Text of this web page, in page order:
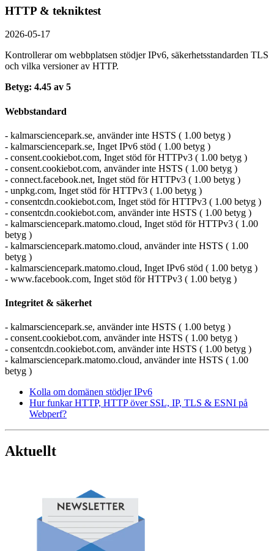
HTTP & tekniktest
2026-05-17
Kontrollerar om webbplatsen stödjer IPv6, säkerhets­standarden TLS
och vilka versioner av HTTP.
Betyg: 4.45 av 5
Webbstandard
- kalmarsciencepark.se, använder inte HSTS ( 1.00 betyg )
- kalmarsciencepark.se, Inget IPv6 stöd ( 1.00 betyg )
- consent.cookiebot.com, Inget stöd för HTTPv3 ( 1.00 betyg )
- consent.cookiebot.com, använder inte HSTS ( 1.00 betyg )
- connect.facebook.net, Inget stöd för HTTPv3 ( 1.00 betyg )
- unpkg.com, Inget stöd för HTTPv3 ( 1.00 betyg )
- consentcdn.cookiebot.com, Inget stöd för HTTPv3 ( 1.00 betyg )
- consentcdn.cookiebot.com, använder inte HSTS ( 1.00 betyg )
- kalmarsciencepark.matomo.cloud, Inget stöd för HTTPv3 ( 1.00
betyg )
- kalmarsciencepark.matomo.cloud, använder inte HSTS ( 1.00
betyg )
- kalmarsciencepark.matomo.cloud, Inget IPv6 stöd ( 1.00 betyg )
- www.facebook.com, Inget stöd för HTTPv3 ( 1.00 betyg )
Integritet & säkerhet
- kalmarsciencepark.se, använder inte HSTS ( 1.00 betyg )
- consent.cookiebot.com, använder inte HSTS ( 1.00 betyg )
- consentcdn.cookiebot.com, använder inte HSTS ( 1.00 betyg )
- kalmarsciencepark.matomo.cloud, använder inte HSTS ( 1.00
betyg )
Kolla om domänen stödjer IPv6
Hur funkar HTTP, HTTP över SSL, IP, TLS & ESNI på
Webperf?
Aktuellt